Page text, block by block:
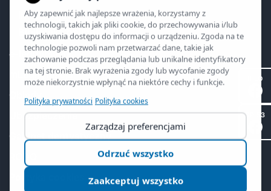
Informacje i regulamin
Biblioteka online
e-legitymacja
mLegitymacja
Obiady
Ubezpieczenia
Gabinet dentystyczny
II LO
SP 53